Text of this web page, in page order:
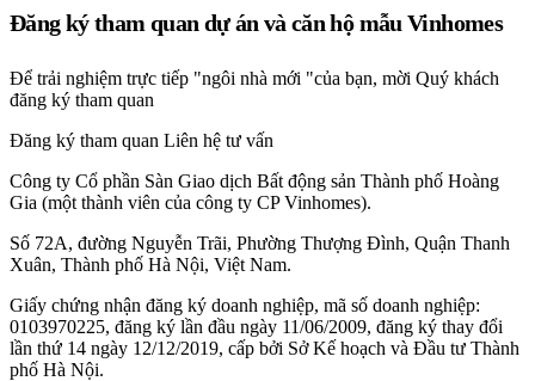
Đăng ký tham quan dự án và căn hộ mẫu Vinhomes
Để trải nghiệm trực tiếp "ngôi nhà mới "của bạn, mời Quý khách
đăng ký tham quan
Đăng ký tham quan Liên hệ tư vấn
Công ty Cổ phần Sàn Giao dịch Bất động sản Thành phố Hoàng
Gia (một thành viên của công ty CP Vinhomes).
Số 72A, đường Nguyễn Trãi, Phường Thượng Đình, Quận Thanh
Xuân, Thành phố Hà Nội, Việt Nam.
Giấy chứng nhận đăng ký doanh nghiệp, mã số doanh nghiệp:
0103970225, đăng ký lần đầu ngày 11/06/2009, đăng ký thay đổi
lần thứ 14 ngày 12/12/2019, cấp bởi Sở Kế hoạch và Đầu tư Thành
phố Hà Nội.